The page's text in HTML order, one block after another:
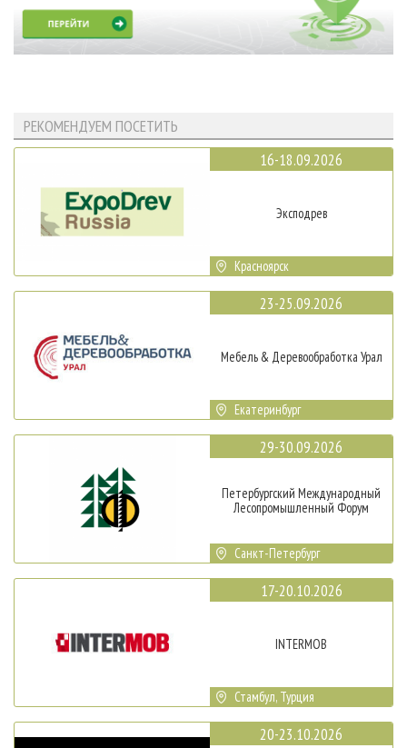
РЕКОМЕНДУЕМ ПОСЕТИТЬ
16-18.09.2026
Эксподрев
Красноярск
23-25.09.2026
Мебель & Деревообработка Урал
Екатеринбург
29-30.09.2026
Петербургский Международный
Лесопромышленный Форум
Санкт-Петербург
17-20.10.2026
INTERMOB
Стамбул, Турция
20-23.10.2026